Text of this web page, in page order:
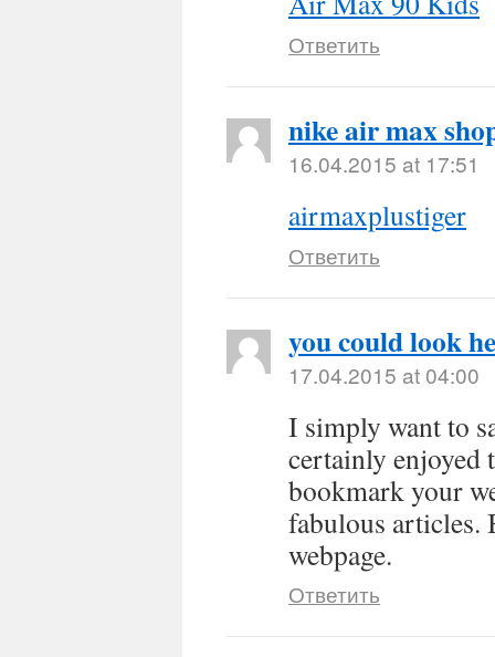
Ответить
nike air max
16.04.2015 at 17:51
airmaxplustiger
Ответить
you could look
17.04.2015 at 04:00
I simply want to
certainly enjoyed
bookmark your
fabulous articles.
webpage.
Ответить